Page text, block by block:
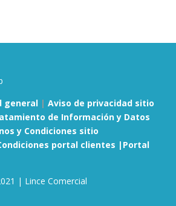
general | Aviso de privacidad sitio
de Información y Datos
y Condiciones sitio
portal clientes | Portal
| Lince Comercial